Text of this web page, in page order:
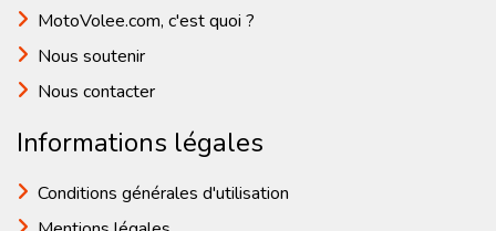
MotoVolee.com, c'est quoi ?
Nous soutenir
Nous contacter
Informations légales
Conditions générales d'utilisation